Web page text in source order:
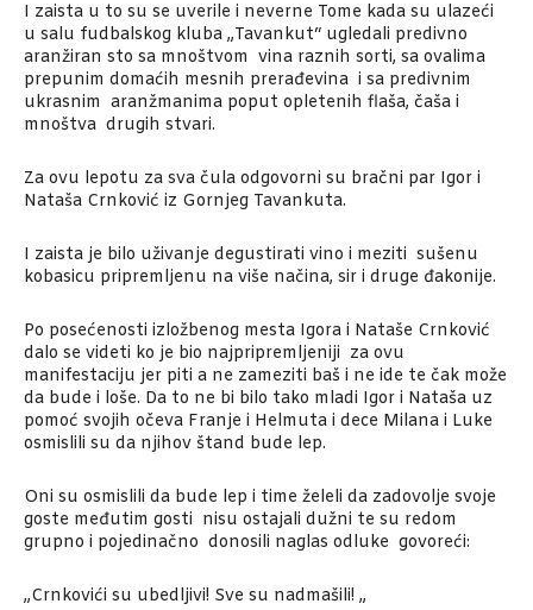
I zaista u to su se uverile i neverne Tome kada su ulazeći
u salu fudbalskog kluba „Tavankut“ ugledali predivno
aranžiran sto sa mnoštvom vina raznih sorti, sa ovalima
prepunim domaćih mesnih prerađevina i sa predivnim
ukrasnim aranžmanima poput opletenih flaša, čaša i
mnoštva drugih stvari.
Za ovu lepotu za sva čula odgovorni su bračni par Igor i
Nataša Crnković iz Gornjeg Tavankuta.
I zaista je bilo uživanje degustirati vino i meziti sušenu
kobasicu pripremljenu na više načina, sir i druge đakonije.
Po posećenosti izložbenog mesta Igora i Nataše Crnković
dalo se videti ko je bio najpripremljeniji za ovu
manifestaciju jer piti a ne zameziti baš i ne ide te čak može
da bude i loše. Da to ne bi bilo tako mladi Igor i Nataša uz
pomoć svojih očeva Franje i Helmuta i dece Milana i Luke
osmislili su da njihov štand bude lep.
Oni su osmislili da bude lep i time želeli da zadovolje svoje
goste međutim gosti nisu ostajali dužni te su redom
grupno i pojedinačno donosili naglas odluke govoreći:
„Crnkovići su ubedljivi! Sve su nadmašili! „